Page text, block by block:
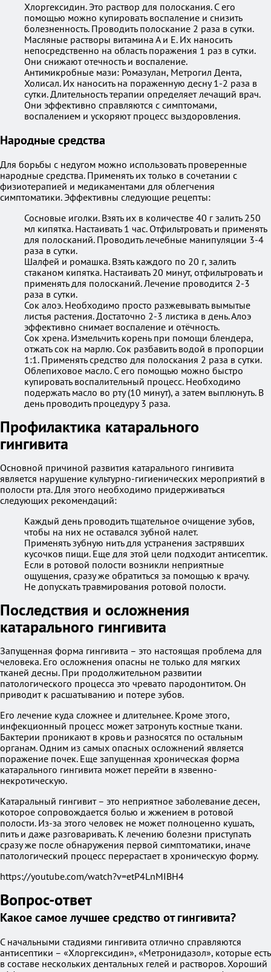
Хлоргексидин. Это раствор для полоскания. С его
помощью можно купировать воспаление и снизить
болезненность. Проводить полоскание 2 раза в сутки.
Масляные растворы витамина А и Е. Их наносить
непосредственно на область поражения 1 раз в сутки.
Они снижают отечность и воспаление.
Антимикробные мази: Ромазулан, Метрогил Дента,
Холисал. Их наносить на пораженную десну 1-2 раза в
сутки. Длительность терапии определяет лечащий врач.
Они эффективно справляются с симптомами,
воспалением и ускоряют процесс выздоровления.
Народные средства
Для борьбы с недугом можно использовать проверенные
народные средства. Применять их только в сочетании с
физиотерапией и медикаментами для облегчения
симптоматики. Эффективны следующие рецепты:
Сосновые иголки. Взять их в количестве 40 г залить 250
мл кипятка. Настаивать 1 час. Отфильтровать и применять
для полосканий. Проводить лечебные манипуляции 3-4
раза в сутки.
Шалфей и ромашка. Взять каждого по 20 г, залить
стаканом кипятка. Настаивать 20 минут, отфильтровать и
применять для полосканий. Лечение проводится 2-3
раза в сутки.
Сок алоэ. Необходимо просто разжевывать вымытые
листья растения. Достаточно 2-3 листика в день. Алоэ
эффективно снимает воспаление и отёчность.
Сок хрена. Измельчить корень при помощи блендера,
отжать сок на марлю. Сок разбавить водой в пропорции
1:1. Применять средство для полоскания 2 раза в сутки.
Облепиховое масло. С его помощью можно быстро
купировать воспалительный процесс. Необходимо
подержать масло во рту (10 минут), а затем выплюнуть. В
день проводить процедуру 3 раза.
Профилактика катарального
гингивита
Основной причиной развития катарального гингивита
является нарушение культурно-гигиенических мероприятий в
полости рта. Для этого необходимо придерживаться
следующих рекомендаций:
Каждый день проводить тщательное очищение зубов,
чтобы на них не оставался зубной налет.
Применять зубную нить для устранения застрявших
кусочков пищи. Еще для этой цели подходит антисептик.
Если в ротовой полости возникли неприятные
ощущения, сразу же обратиться за помощью к врачу.
Не допускать травмирования ротовой полости.
Последствия и осложнения
катарального гингивита
Запущенная форма гингивита – это настоящая проблема для
человека. Его осложнения опасны не только для мягких
тканей десны. При продолжительном развитии
патологического процесса это чревато пародонтитом. Он
приводит к расшатыванию и потере зубов.
Его лечение куда сложнее и длительнее. Кроме этого,
инфекционный процесс может затронуть костные ткани.
Бактерии проникают в кровь и разносятся по остальным
органам. Одним из самых опасных осложнений является
поражение почек. Еще запущенная хроническая форма
катарального гингивита может перейти в язвенно-
некротическую.
Катаральный гингивит – это неприятное заболевание десен,
которое сопровождается болью и жжением в ротовой
полости. Из-за этого человек не может полноценно кушать,
пить и даже разговаривать. К лечению болезни приступать
сразу же после обнаружения первой симптоматики, иначе
патологический процесс перерастает в хроническую форму.
https://youtube.com/watch?v=etP4LnMIBH4
Вопрос-ответ
Какое самое лучшее средство от гингивита?
С начальными стадиями гингивита отлично справляются
антисептики – «Хлоргексидин», «Метронидазол», которые есть
в составе нескольких дентальных гелей и растворов. Хороший